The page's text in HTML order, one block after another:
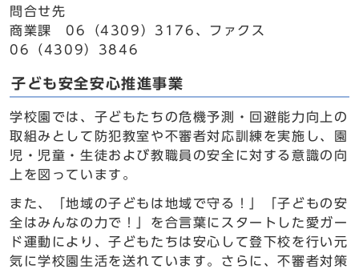
問合せ先
商業課 06（4309）3176、ファクス
06（4309）3846
子ども安全安心推進事業
学校園では、子どもたちの危機予測・回避能力向上の
取組みとして防犯教室や不審者対応訓練を実施し、園
児・児童・生徒および教職員の安全に対する意識の向
上を図っています。
また、「地域の子どもは地域で守る！」「子どもの安
全はみんなの力で！」を合言葉にスタートした愛ガー
ド運動により、子どもたちは安心して登下校を行い元
気に学校園生活を送れています。さらに、不審者対策